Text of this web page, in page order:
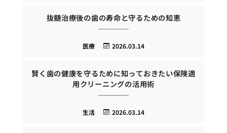
抜髄治療後の歯の寿命と守るための知恵
2026.03.14
医療
賢く歯の健康を守るために知っておきたい保険適
用クリーニングの活用術
2026.03.14
生活